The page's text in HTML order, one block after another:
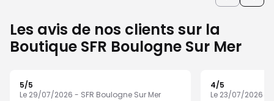
Les avis de nos clients sur la
Boutique SFR Boulogne Sur Mer
5/5
Le 29/07/2026 - SFR Boulogne Sur Mer
4/5
Le 23/07/2026 -